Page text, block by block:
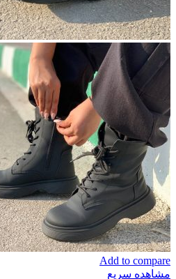
Add to compare
مشاهده سریع